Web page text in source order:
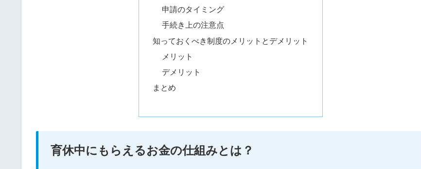
申請のタイミング
手続き上の注意点
知っておくべき制度のメリットとデメリット
メリット
デメリット
まとめ
育休中にもらえるお金の仕組みとは？